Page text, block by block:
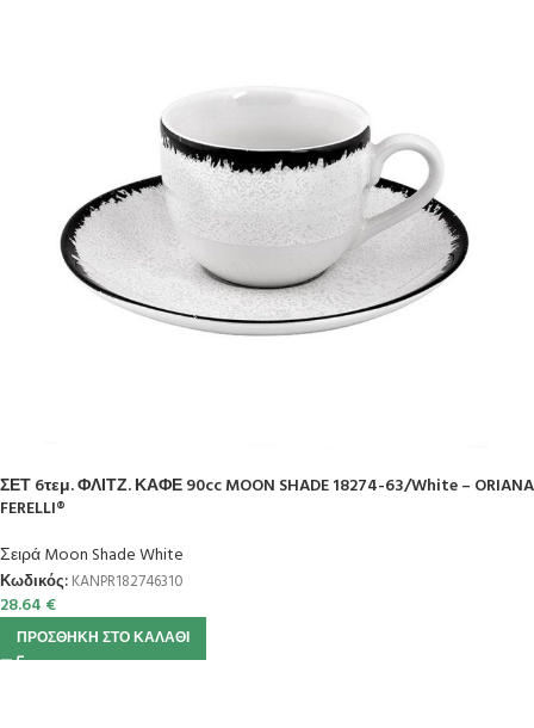
ΣΕΤ 6τεμ. ΦΛΙΤΖ. ΚΑΦΕ 90cc MOON SHADE 18274-63/White – ORIANA
FERELLI®
Σειρά Moon Shade White
Κωδικός: KANPR182746310
28.64 €
ΠΡΟΣΘΉΚΗ ΣΤΟ ΚΑΛΆΘΙ